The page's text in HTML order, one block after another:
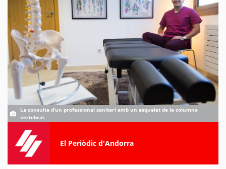
La consulta d’un professional sanitari amb un esquelet de la columna
vertebral.
El Periòdic d'Andorra